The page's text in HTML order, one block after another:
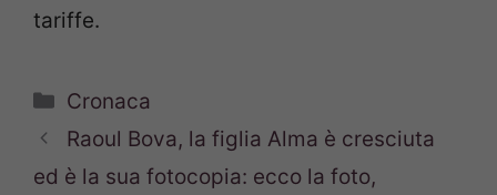
tariffe.
Categorie
Cronaca
Raoul Bova, la figlia Alma è cresciuta
ed è la sua fotocopia: ecco la foto,